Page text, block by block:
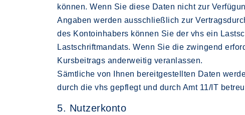
können. Wenn Sie diese Daten nicht zur
Angaben werden ausschließlich zur
des Kontoinhabers können Sie der vhs ein
Lastschriftmandats. Wenn Sie die zwingend
Kursbeitrags anderweitig veranlassen.
Sämtliche von Ihnen bereitgestellten Daten
durch die vhs gepflegt und durch Amt 11/IT
5. Nutzerkonto